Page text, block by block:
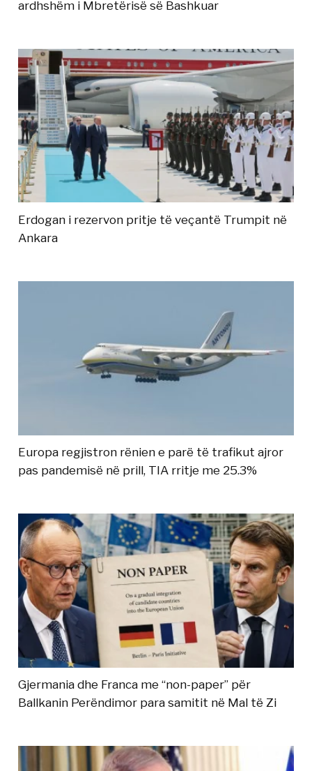
ardhshëm i Mbretërisë së Bashkuar
Erdogan i rezervon pritje të veçantë Trumpit në
Ankara
Europa regjistron rënien e parë të trafikut ajror
pas pandemisë në prill, TIA rritje me 25.3%
Gjermania dhe Franca me “non-paper” për
Ballkanin Perëndimor para samitit në Mal të Zi